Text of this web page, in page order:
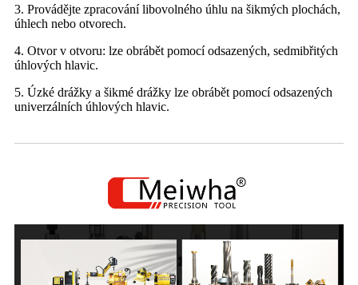
3. Provádějte zpracování libovolného úhlu na šikmých plochách,
úhlech nebo otvorech.
4. Otvor v otvoru: lze obrábět pomocí odsazených, sedmibřitých
úhlových hlavic.
5. Úzké drážky a šikmé drážky lze obrábět pomocí odsazených
univerzálních úhlových hlavic.